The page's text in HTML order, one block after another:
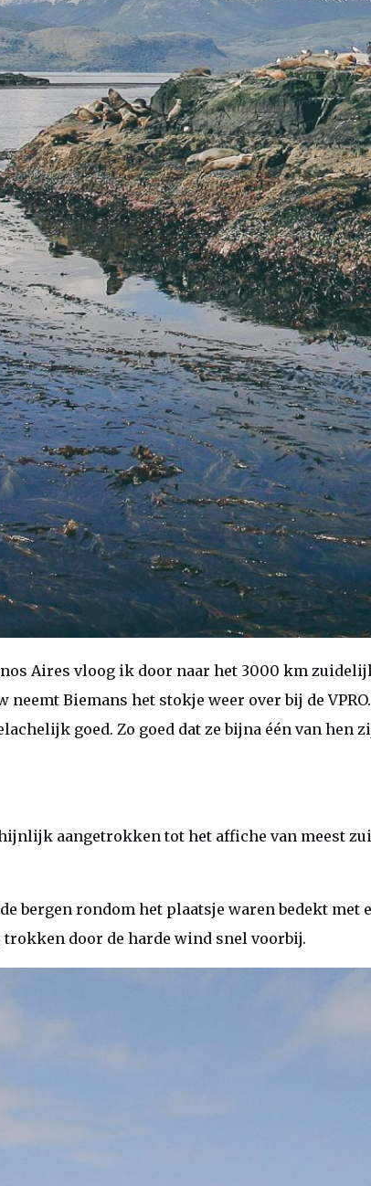
Aires vloog ik door naar het 3000 km
neemt Biemans het stokje weer over bij de
goed. Zo goed dat ze bijna één van hen
aangetrokken tot het affiche van
rondom het plaatsje waren bedekt
door de harde wind snel voorbij.